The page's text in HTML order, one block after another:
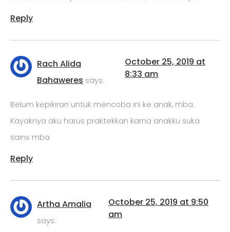
Reply
Rach Alida
Bahaweres says:
October 25, 2019 at
8:33 am
Belum kepikiran untuk mencoba ini ke anak, mba.
Kayaknya aku harus praktekkan karna anakku suka
sains mba
Reply
Artha Amalia
says:
October 25, 2019 at 9:50
am